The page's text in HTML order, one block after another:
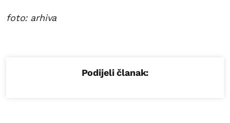
foto: arhiva
Podijeli članak: